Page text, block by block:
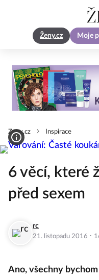
Ženy.cz Moje
Zeny.cz Inspirace
6 věcí, které
před sexem
rc
21. listopadu 2016 ·
Ano, všechny